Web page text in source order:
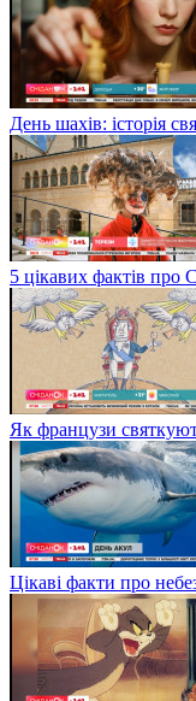
День шахів: історія
5 цікавих фактів про
Як французи
Цікаві факти про